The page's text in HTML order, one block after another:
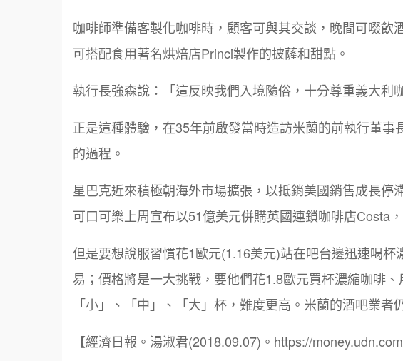
咖啡師準備客製化咖啡時，顧客可與其交談，晚間可啜
可搭配食用著名烘焙店Princi製作的披薩和甜點。
執行長強森說：「這反映我們入境隨俗，十分尊重義大利
正是這種體驗，在35年前啟發當時造訪米蘭的前執行董
的過程。
星巴克近來積極朝海外市場擴張，以抵銷美國銷售成長停
可口可樂上周宣布以51億美元併購英國連鎖咖啡店Costa
但是要想說服習慣花1歐元(1.16美元)站在吧台邊迅速喝
易；價格將是一大挑戰，要他們花1.8歐元買杯濃縮咖啡
「小」、「中」、「大」杯，難度更高。米蘭的酒吧業者
【經濟日報。湯淑君(2018.09.07)。https://